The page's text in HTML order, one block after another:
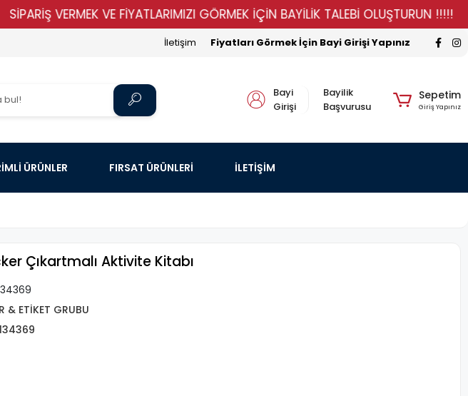
VERMEK VE FİYATLARIMIZI GÖRMEK İÇİN BAYİLİK TALEBİ OLUŞTURUN !!!!!
Fiyatları Görmek İçin Bayi Girişi Yapınız
İletişim
Bayi
Girişi
Bayilik
Başvurusu
Sepetim
Giriş Yapınız
ÜRÜNLER FIRSAT ÜRÜNLERİ İLETİŞİM
Çıkartmalı Aktivite Kitabı
& ETİKET GRUBU